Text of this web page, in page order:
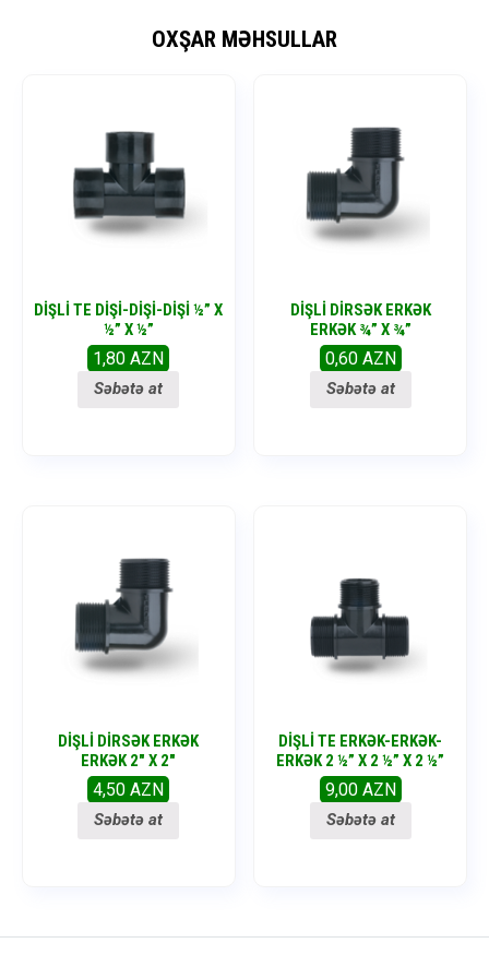
OXŞAR MƏHSULLAR
DIŞLI TE DIŞI-DIŞI-DIŞI ½” X
½” X ½”
1,80AZN
Səbətə at
DIŞLI DIRSƏK ERKƏK
ERKƏK ¾” X ¾”
0,60 AZN
Səbətə at
DIŞLI DIRSƏK ERKƏK
ERKƏK 2″ X 2″
4,50AZN
Səbətə at
DIŞLI TE ERKƏK-ERKƏK-
ERKƏK 2 ½” X 2 ½” X 2 ½”
9,00 AZN
Səbətə at